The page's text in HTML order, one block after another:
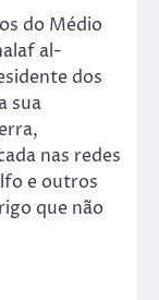
do Médio
al-
dos
sua
nas redes
e outros
que não